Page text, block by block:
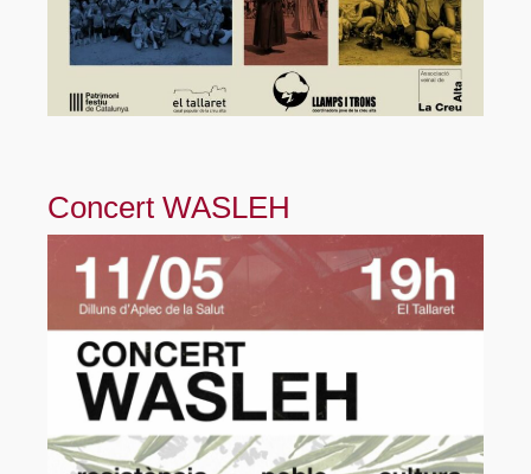
Concert WASLEH